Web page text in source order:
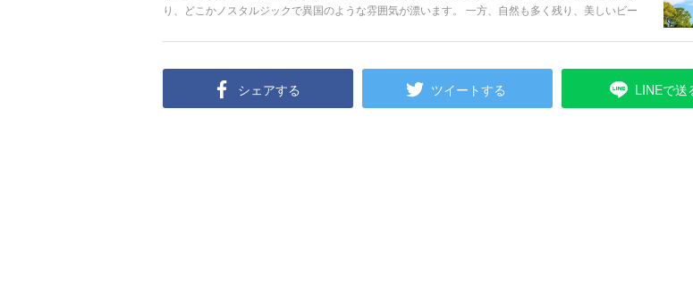
り、どこかノスタルジックで異国のような雰囲気が漂います。 一方、自然も多く残り、美しいビー
す。
シェアする ツイートする LINEで送